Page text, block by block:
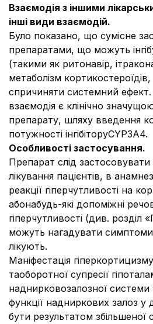
Взаємодія з іншими
інші види взаємодій.
Було показано, що сумісне
препаратами, що можуть
(такими як ритонавір,
метаболізм
спричиняти системний ефект.
взаємодія є клінічно
препарату, шляху введення
потужності інгібіторуCYP3A4.
Особливості застосування.
Препарат слід
лікування пацієнтів, в
реакції гіперчутливості на
абонабудь-які допоміжні
гіперчутливості (див. розділ
можуть нагадувати
лікують.
Маніфестація
таоборотної супресії
наднирковозалозної системи
функції надниркових залоз у
бути результатом збільшеної